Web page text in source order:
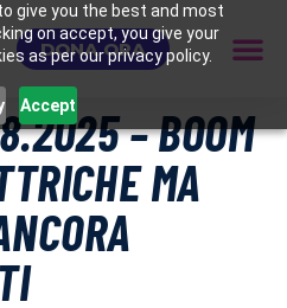
give you the best and most
on accept, you give your
as per our privacy policy.
Accept
DONA ORA
– BOOM
MA